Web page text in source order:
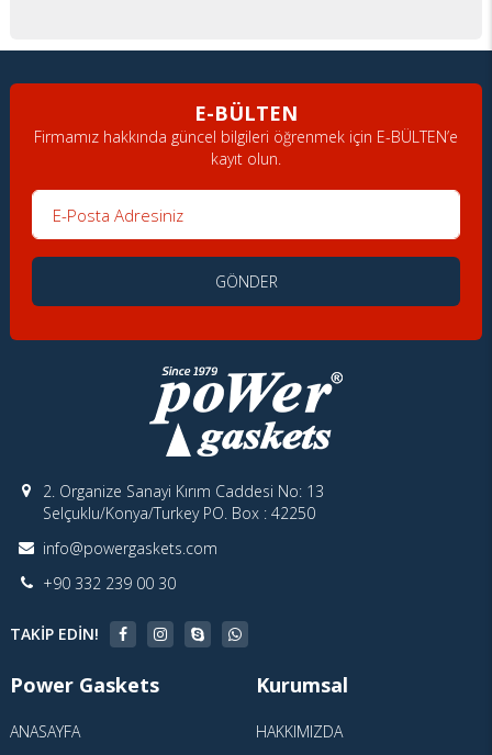
E-BÜLTEN
Firmamız hakkında güncel bilgileri öğrenmek için E-BÜLTEN’e
kayıt olun.
GÖNDER
2. Organize Sanayi Kırım Caddesi No: 13
Selçuklu/Konya/Turkey PO. Box : 42250
info@powergaskets.com
+90 332 239 00 30
TAKIP EDIN!
Power Gaskets
ANASAYFA
Kurumsal
HAKKIMIZDA